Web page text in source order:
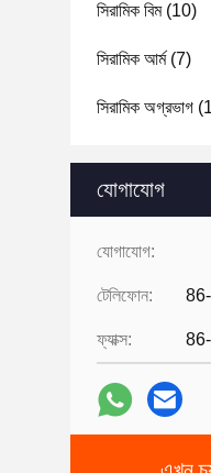
সিরামিক বিম(10)
সিরামিক আর্ম(7)
সিরামিক অগ্রভাগ
যোগাযোগ
যোগাযোগ:
টেলিফোন:
ফ্যাক্স: